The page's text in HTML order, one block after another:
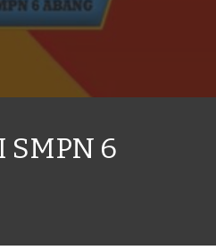
SMPN 6